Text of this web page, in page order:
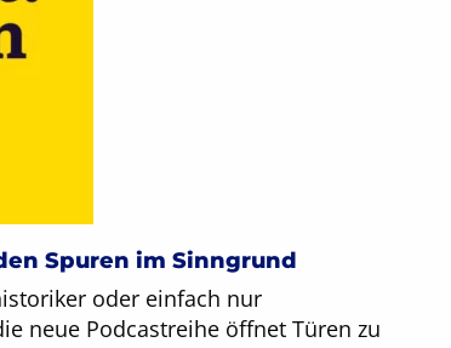
Spuren im Sinngrund
oder einfach nur
neue Podcastreihe öffnet Türen zu